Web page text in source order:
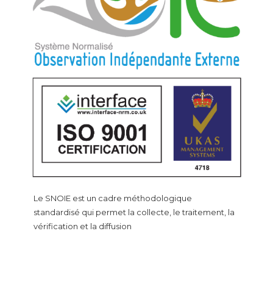
Le SNOIE est un cadre méthodologique
standardisé qui permet la collecte, le traitement, la
vérification et la diffusion